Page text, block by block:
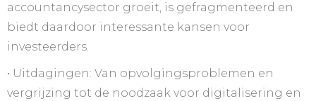
accountancysector groeit, is gefragmenteerd en
biedt daardoor interessante kansen voor
investeerders.
•⁠ ⁠Uitdagingen: Van opvolgingsproblemen en
vergrijzing tot de noodzaak voor digitalisering en